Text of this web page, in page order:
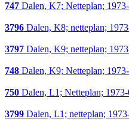
747 Dalen, K7; Netteplan;
3796 Dalen, K8; netteplan;
3797 Dalen, K9; netteplan;
748 Dalen, K9; Netteplan;
750 Dalen, L1; Netteplan;
3799 Dalen, L1; netteplan;